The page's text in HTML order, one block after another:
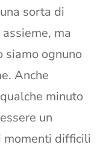
sorta di
ma
siamo ognuno
Anche
minuto
un
momenti difficili